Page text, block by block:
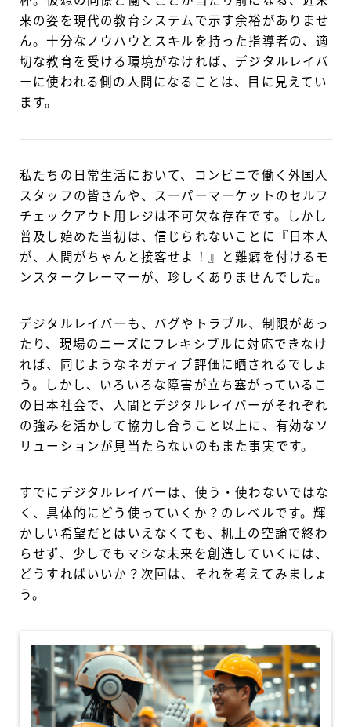
来の姿を現代の教育システムで示す余裕がありませ
ん。十分なノウハウとスキルを持った指導者の、適
切な教育を受ける環境がなければ、デジタルレイバ
ーに使われる側の人間になることは、目に見えてい
ます。
私たちの日常生活において、コンビニで働く外国人
スタッフの皆さんや、スーパーマーケットのセルフ
チェックアウト用レジは不可欠な存在です。しかし
普及し始めた当初は、信じられないことに『日本人
が、人間がちゃんと接客せよ！』と難癖を付けるモ
ンスタークレーマーが、珍しくありませんでした。
デジタルレイバーも、バグやトラブル、制限があっ
たり、現場のニーズにフレキシブルに対応できなけ
れば、同じようなネガティブ評価に晒されるでしょ
う。しかし、いろいろな障害が立ち塞がっているこ
の日本社会で、人間とデジタルレイバーがそれぞれ
の強みを活かして協力し合うこと以上に、有効なソ
リューションが見当たらないのもまた事実です。
すでにデジタルレイバーは、使う・使わないではな
く、具体的にどう使っていくか？のレベルです。輝
かしい希望だとはいえなくても、机上の空論で終わ
らせず、少しでもマシな未来を創造していくには、
どうすればいいか？次回は、それを考えてみましょ
う。